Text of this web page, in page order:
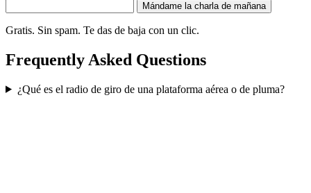
Mándame la charla de mañana
Gratis. Sin spam. Te das de baja con un clic.
Frequently Asked Questions
¿Qué es el radio de giro de una plataforma aérea o de pluma?